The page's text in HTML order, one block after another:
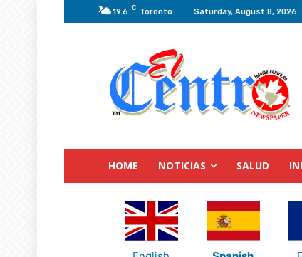
19.6 C Toronto Saturday, August 8, 2026
HOME NOTICIAS SALUD